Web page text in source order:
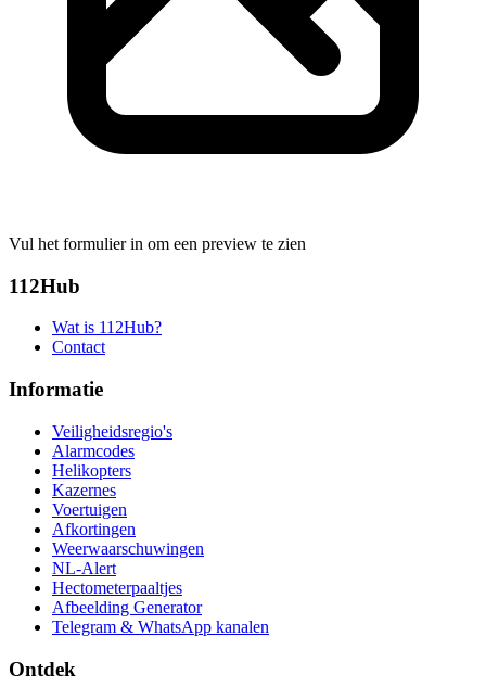
Vul het formulier in om een preview te zien
112Hub
Wat is 112Hub?
Contact
Informatie
Veiligheidsregio's
Alarmcodes
Helikopters
Kazernes
Voertuigen
Afkortingen
Weerwaarschuwingen
NL-Alert
Hectometerpaaltjes
Afbeelding Generator
Telegram & WhatsApp kanalen
Ontdek